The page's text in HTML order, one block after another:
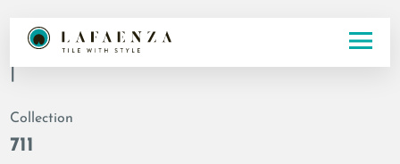
Codice
|
Collection
711